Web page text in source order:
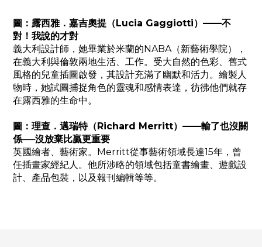
圖：露西雅．嘉吉奧提（Lucia Gaggiotti）——不
對！我說的才對
義大利設計師，她畢業於米蘭的NABA（新藝術學院），
在義大利與倫敦兩地生活、工作。受大自然的色彩、舊式
風格的兒童插圖啟發，其設計充滿了幽默和活力。繪製人
物時，她試圖捕捉角色的靈魂和感情表達，彷彿他們就存
在露西雅的生命中。
圖：理查．邁瑞特（Richard Merritt）——輸了也沒關
係──沒放棄比贏更重要
英國繪者、藝術家。Merritt從事藝術領域長達15年，曾
任插畫家經紀人。他所涉略的領域包括童書繪畫、遊戲設
計、產品包裝，以及報刊編輯等等。